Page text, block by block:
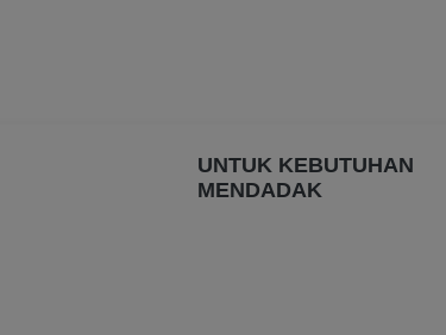
UNTUK KEBUTUHAN
MENDADAK